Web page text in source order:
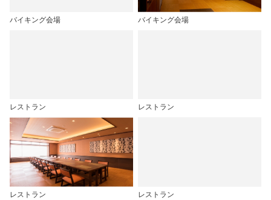
バイキング会場 バイキング会場
レストラン レストラン
レストラン レストラン